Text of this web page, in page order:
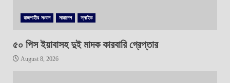
রাজশাহীর সংবাদ সারাদেশ স্লাইড
৫০ পিস ইয়াবাসহ দুই মাদক কারবারি গ্রেপ্তার
August 8, 2026